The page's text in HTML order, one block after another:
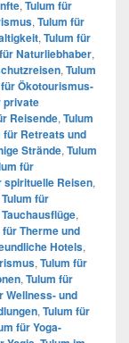
, Tulum für
, Tulum für
, Tulum für
Naturliebhaber,
, Tulum
Ökotourismus-
private
Reisende, Tulum
für Retreats und
Strände, Tulum
für
spirituelle Reisen,
Tulum für
,
für Therme und
Hotels,
, Tulum für
, Tulum für
Wellness- und
, Tulum für
für Yoga-